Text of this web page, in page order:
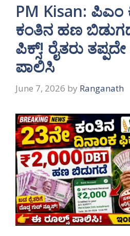
PM Kisan: ಪಿಎಂ
ಕಂತಿನ ಹಣ
ಪಿಕ್ಸ್! ರೈತರು
ಪಾಲಿಸಿ
June 7, 2026 by Ranganath